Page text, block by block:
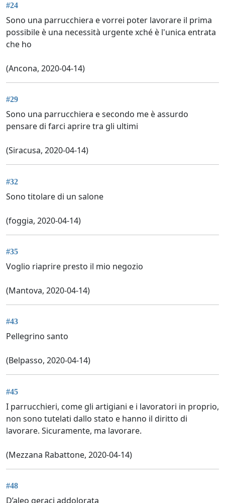
#24
Sono una parrucchiera e vorrei poter lavorare il prima
possibile è una necessità urgente xché è l'unica entrata
che ho
(Ancona, 2020-04-14)
#29
Sono una parrucchiera e secondo me è assurdo
pensare di farci aprire tra gli ultimi
(Siracusa, 2020-04-14)
#32
Sono titolare di un salone
(foggia, 2020-04-14)
#35
Voglio riaprire presto il mio negozio
(Mantova, 2020-04-14)
#43
Pellegrino santo
(Belpasso, 2020-04-14)
#45
I parrucchieri, come gli artigiani e i lavoratori in proprio,
non sono tutelati dallo stato e hanno il diritto di
lavorare. Sicuramente, ma lavorare.
(Mezzana Rabattone, 2020-04-14)
#48
D’aleo geraci addolorata